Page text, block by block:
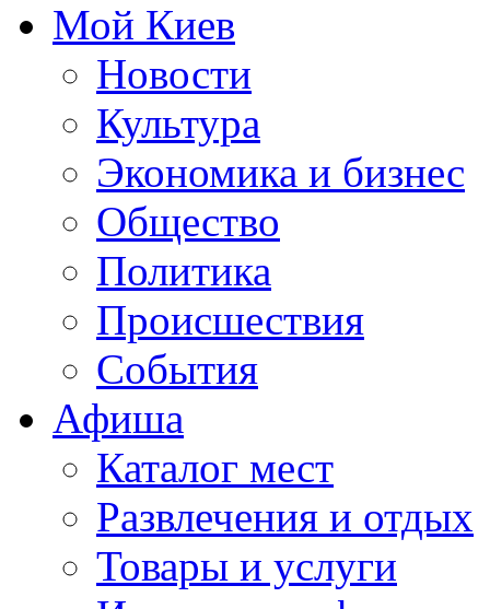
Мой Киев
Новости
Культура
Экономика и бизнес
Общество
Политика
Происшествия
События
Афиша
Каталог мест
Развлечения и отдых
Товары и услуги